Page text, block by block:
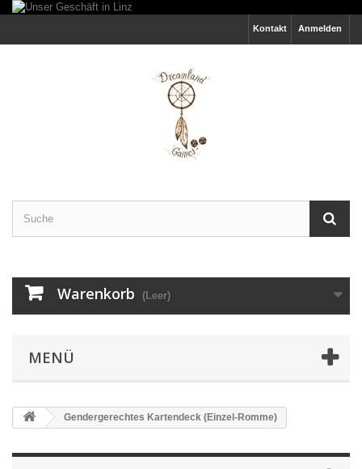
Anmelden
Kontakt
Warenkorb (Leer)
MENÜ
Gendergerechtes Kartendeck (Einzel-Romme)